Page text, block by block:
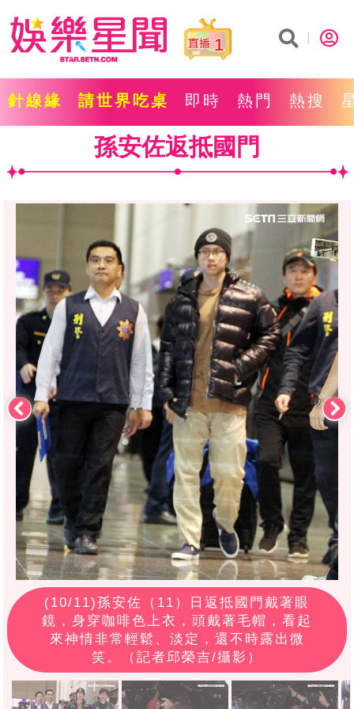
1
針線緣 請世界吃桌 即時 熱門 熱搜
孫安佐返抵國門
(10/11)孫安佐（11）日返抵國門戴著眼
鏡，身穿咖啡色上衣，頭戴著毛帽，看起
來神情非常輕鬆、淡定，還不時露出微
笑。（記者邱榮吉/攝影）